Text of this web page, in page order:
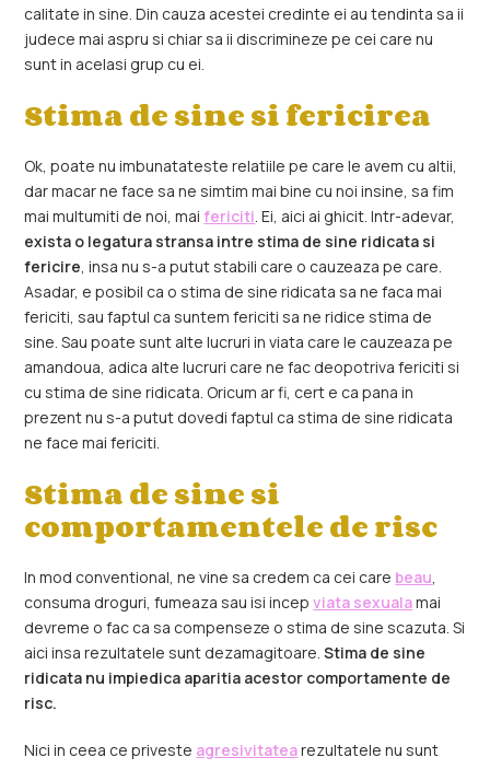
calitate in sine. Din cauza acestei credinte ei au tendinta sa ii
judece mai aspru si chiar sa ii discrimineze pe cei care nu
sunt in acelasi grup cu ei.
Stima de sine si fericirea
Ok, poate nu imbunatateste relatiile pe care le avem cu altii,
dar macar ne face sa ne simtim mai bine cu noi insine, sa fim
mai multumiti de noi, maifericiti. Ei, aici ai ghicit. Intr-adevar,
exista o legatura stransa intre stima de sine ridicata si
fericire, insa nu s-a putut stabili care o cauzeaza pe care.
Asadar, e posibil ca o stima de sine ridicata sa ne faca mai
fericiti, sau faptul ca suntem fericiti sa ne ridice stima de
sine. Sau poate sunt alte lucruri in viata care le cauzeaza pe
amandoua, adica alte lucruri care ne fac deopotriva fericiti si
cu stima de sine ridicata. Oricum ar fi, cert e ca pana in
prezent nu s-a putut dovedi faptul ca stima de sine ridicata
ne face mai fericiti.
Stima de sine si
comportamentele de risc
In mod conventional, ne vine sa credem ca cei care beau,
consuma droguri, fumeaza sau isi incepviata sexualamai
devreme o fac ca sa compenseze o stima de sine scazuta. Si
aici insa rezultatele sunt dezamagitoare.Stima de sine
ridicata nu impiedica aparitia acestor comportamente de
risc.
Nici in ceea ce priveste agresivitatearezultatele nu sunt